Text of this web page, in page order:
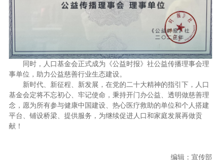
同时，人口基金会正式成为《公益时报》社公益传播理事会理
事单位，助力公益慈善行业生态建设。
新时代、新征程、新发展，在党的二十大精神的指引下，人口
基金会定将不忘初心、牢记使命，秉持开门办公益、透明做慈善理
念，愿为所有参与健康中国建设、热心医疗救助的单位和个人搭建
平台、铺设桥梁、提供服务，为继续促进人口和家庭发展再做贡
献！
编辑：宣传部